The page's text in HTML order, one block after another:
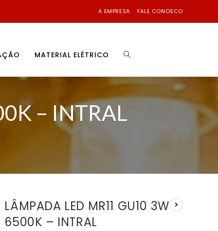
A EMPRESA FALE CONOSCO
MATERIAL ELÉTRICO
– INTRAL
LÂMPADA LED MR11 GU10 3W
6500K – INTRAL